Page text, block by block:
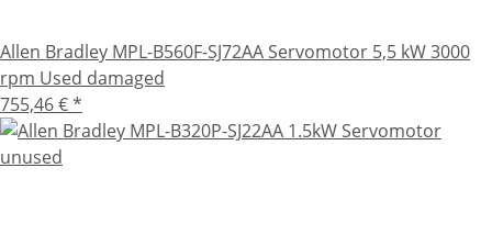
Allen Bradley MPL-B560F-SJ72AA Servomotor 5,5 kW 3000
rpm Used damaged
755,46 €*